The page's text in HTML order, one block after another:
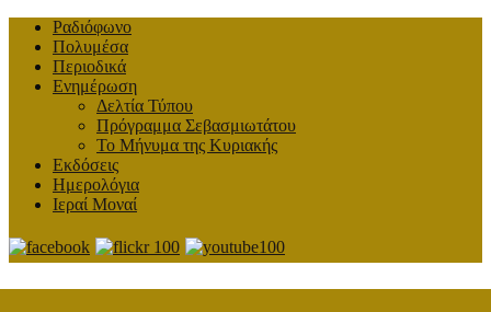
Ραδιόφωνο
Πολυμέσα
Περιοδικά
Ενημέρωση
Δελτία Τύπου
Πρόγραμμα Σεβασμιωτάτου
Το Μήνυμα της Κυριακής
Εκδόσεις
Ημερολόγια
Ιεραί Μοναί